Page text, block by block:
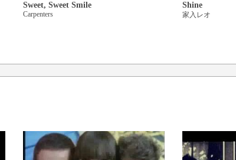
Sweet, Sweet Smile
Carpenters
Shine
家入レオ